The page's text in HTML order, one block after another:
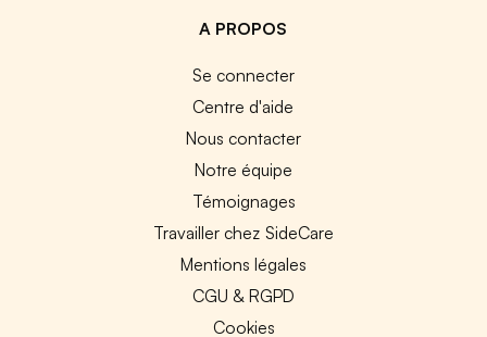
A PROPOS
Se connecter
Centre d'aide
Nous contacter
Notre équipe
Témoignages
Travailler chez SideCare
Mentions légales
CGU & RGPD
Cookies